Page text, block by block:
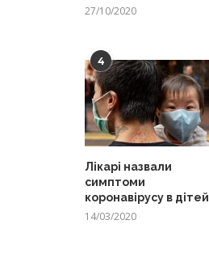
27/10/2020
4
Лікарі назвали
симптоми
коронавірусу в дітей
14/03/2020